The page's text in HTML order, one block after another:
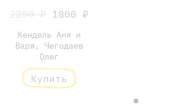
2250 ₽ 1800 ₽
Кендель Аня и
Варя, Чегодаев
Олег
Купить